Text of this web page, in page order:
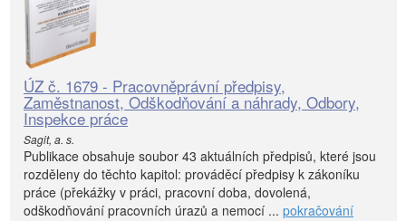
ÚZ č. 1679 - Pracovněprávní předpisy,
Zaměstnanost, Odškodňování a náhrady, Odbory,
Inspekce práce
Sagit, a. s.
Publikace obsahuje soubor 43 aktuálních předpisů, které jsou
rozděleny do těchto kapitol: prováděcí předpisy k zákoníku
práce (překážky v práci, pracovní doba, dovolená,
odškodňování pracovních úrazů a nemocí ... pokračování